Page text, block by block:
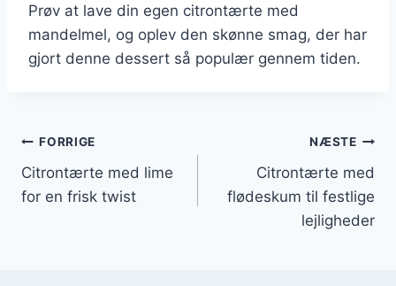
Prøv at lave din egen citrontærte med
mandelmel, og oplev den skønne smag, der har
gjort denne dessert så populær gennem tiden.
Indlægsnavigation
FORRIGE
Citrontærte med lime
for en frisk twist
NÆSTE
Citrontærte med
flødeskum til festlige
lejligheder